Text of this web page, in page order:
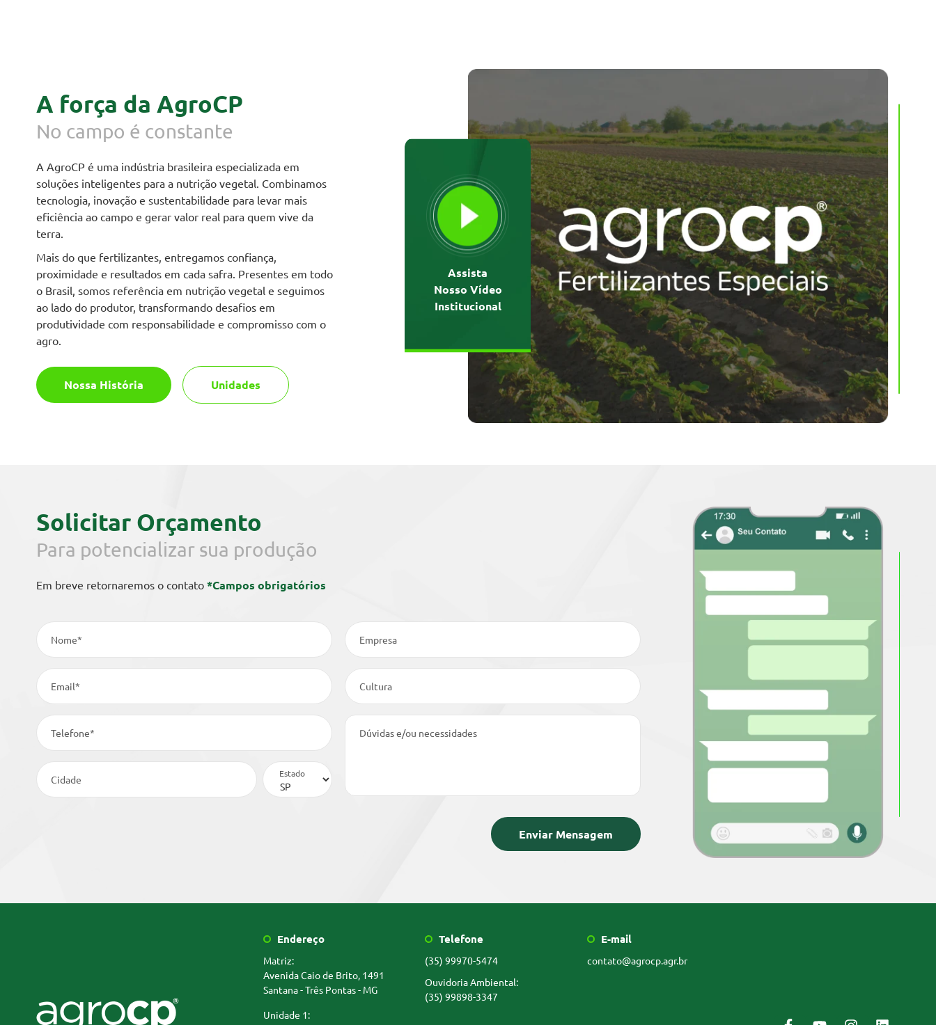
Assista
Nosso Vídeo
Institucional
A força da AgroCP
No campo é constante
A AgroCP é uma indústria brasileira especializada em
soluções inteligentes para a nutrição vegetal. Combinamos
tecnologia, inovação e sustentabilidade para levar mais
eficiência ao campo e gerar valor real para quem vive da
terra.
Mais do que fertilizantes, entregamos confiança,
proximidade e resultados em cada safra. Presentes em todo
o Brasil, somos referência em nutrição vegetal e seguimos
ao lado do produtor, transformando desafios em
produtividade com responsabilidade e compromisso com o
agro.
Nossa História Unidades
Solicitar Orçamento
Para potencializar sua produção
Em breve retornaremos o contato *Campos obrigatórios
Nome*
Email*
Telefone*
Cidade Estado
Empresa
Cultura
Dúvidas e/ou necessidades
Endereço
Matriz:
Avenida Caio de Brito, 1491
Santana - Três Pontas - MG
Unidade 1:
Telefone
(35) 99970-5474
Ouvidoria Ambiental:
(35) 99898-3347
E-mail
contato@agrocp.agr.br